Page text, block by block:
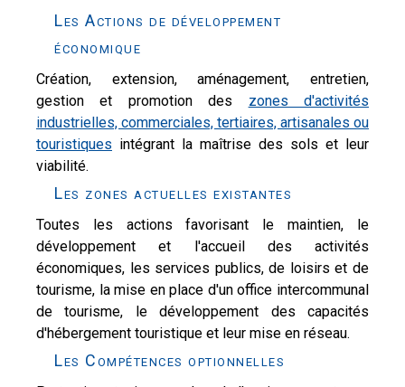
Les Actions de développement
économique
Création, extension, aménagement, entretien,
gestion et promotion des zones d'activités
industrielles, commerciales, tertiaires, artisanales ou
touristiques intégrant la maîtrise des sols et leur
viabilité.
Les zones actuelles existantes
Toutes les actions favorisant le maintien, le
développement et l'accueil des activités
économiques, les services publics, de loisirs et de
tourisme, la mise en place d'un office intercommunal
de tourisme, le développement des capacités
d'hébergement touristique et leur mise en réseau.
Les Compétences optionnelles